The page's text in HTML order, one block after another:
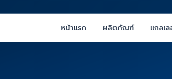
หน้าแรก
ผลิตภัณฑ์ แกลเ